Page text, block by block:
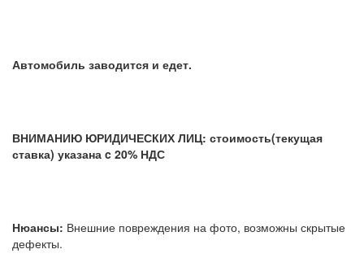
Автомобиль заводится и едет.
ВНИМАНИЮ ЮРИДИЧЕСКИХ ЛИЦ: стоимость(текущая
ставка) указана c 20% НДС
Нюансы: Внешние повреждения на фото, возможны скрытые
дефекты.